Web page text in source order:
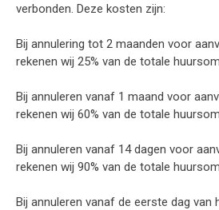
verbonden. Deze kosten zijn:
Bij annulering tot 2 maanden voor
rekenen wij 25% van de totale
Bij annuleren vanaf 1 maand voor
rekenen wij 60% van de totale
Bij annuleren vanaf 14 dagen voor
rekenen wij 90% van de totale
Bij annuleren vanaf de eerste dag van